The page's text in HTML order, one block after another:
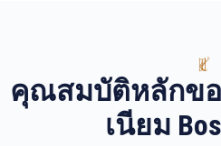
คุณสมบัติหลักข
เนียม